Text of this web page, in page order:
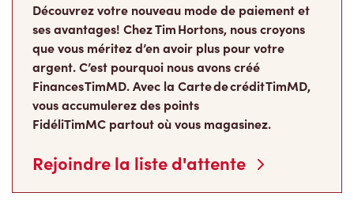
Découvrez votre nouveau mode de paiement et
ses avantages! Chez Tim Hortons, nous croyons
que vous méritez d’en avoir plus pour votre
argent. C’est pourquoi nous avons créé
Finances TimMD. Avec la Carte de crédit TimMD,
vous accumulerez des points
FidéliTimMC partout où vous magasinez.
Rejoindre la liste d'attente